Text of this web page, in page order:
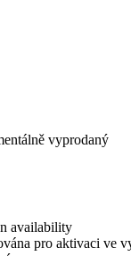
vyprodaný
availability
pro aktivaci ve